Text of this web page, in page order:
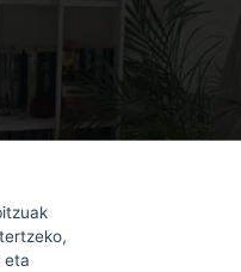
eta